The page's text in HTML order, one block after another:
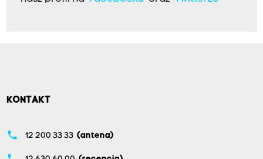
KONTAKT
phone 12 200 33 33 (antena)